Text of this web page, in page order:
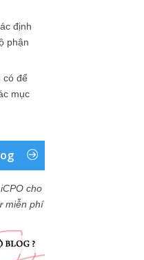
định
phận
có để
mục
cho
miễn phí